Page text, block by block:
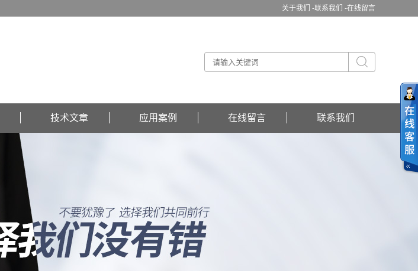
关于我们 -联系我们 -在线留言
技术文章 应用案例 在线留言 联系我们